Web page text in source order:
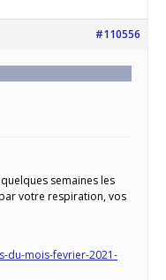
#110556
semaines les
votre respiration, vos
du-mois-fevrier-2021-